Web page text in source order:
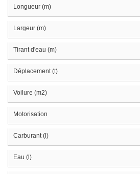
Longueur (m)
Largeur (m)
Tirant d'eau (m)
Déplacement (t)
Voilure (m2)
Motorisation
Carburant (l)
Eau (l)